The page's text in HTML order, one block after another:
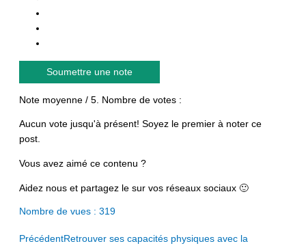
Soumettre une note
Note moyenne / 5. Nombre de votes :
Aucun vote jusqu'à présent! Soyez le premier à noter ce
post.
Vous avez aimé ce contenu ?
Aidez nous et partagez le sur vos réseaux sociaux 🙂
Nombre de vues : 319
Prev
PrécédentRetrouver ses capacités physiques avec la
Next